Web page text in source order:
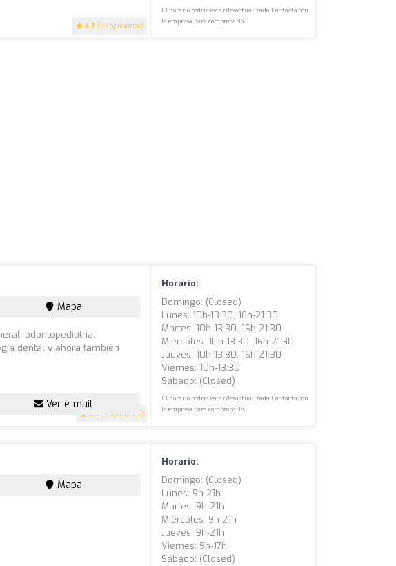
4.7 (37 opiniones)
El horario podría estar desactualizado. Contacta con
la empresa para comprobarlo.
4.4 (7 opiniones)
Mapa
odontopediatría,
dental y ahora también
Ver e-mail
Horario:
Domingo: (closed)
Lunes: 10h-13:30, 16h-21:30
Martes: 10h-13:30, 16h-21:30
Miércoles: 10h-13:30, 16h-21:30
Jueves: 10h-13:30, 16h-21:30
Viernes: 10h-13:30
Sábado: (closed)
El horario podría estar desactualizado. Contacta con
la empresa para comprobarlo.
Mapa
Horario:
Domingo: (closed)
Lunes: 9h-21h
Martes: 9h-21h
Miércoles: 9h-21h
Jueves: 9h-21h
Viernes: 9h-17h
Sábado: (closed)